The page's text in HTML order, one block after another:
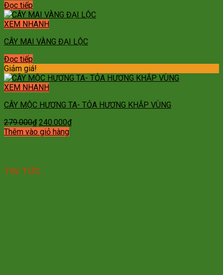
Đọc tiếp
XEM NHANH
CÂY MAI VÀNG ĐẠI LỘC
Đọc tiếp
Giảm giá!
XEM NHANH
CÂY MỘC HƯƠNG TA- TỎA HƯƠNG KHẮP VÙNG
279.000₫ Giá
gốc
240.000₫Giá
Thêm vào giỏ hàng
TIN TỨC